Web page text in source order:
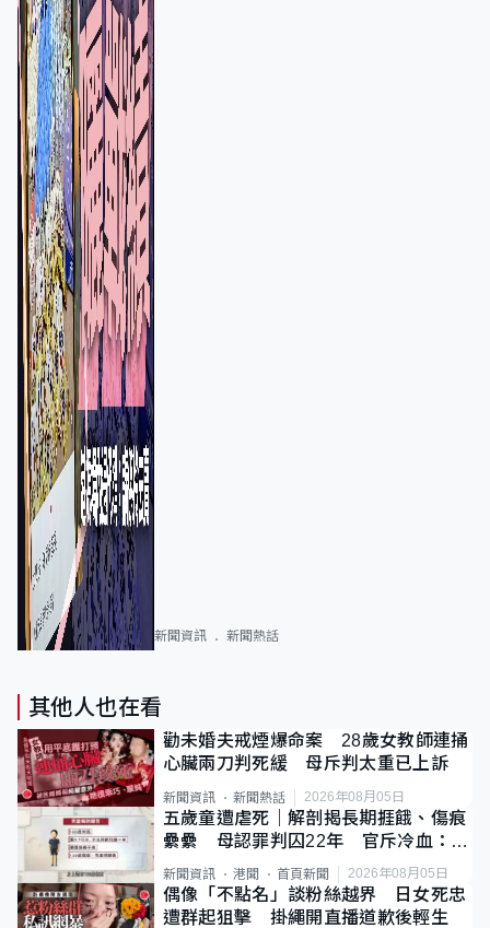
新聞資訊 新聞熱話
其他人也在看
勸未婚夫戒煙爆命案 28歲女教師連捅
心臟兩刀判死緩 母斥判太重已上訴
新聞資訊 新聞熱話 2026年08月05日
五歲童遭虐死｜解剖揭長期捱餓、傷痕
纍纍 母認罪判囚22年 官斥冷血：同
類案最惡劣
新聞資訊 港聞 首頁新聞 2026年08月05日
偶像「不點名」談粉絲越界 日女死忠
遭群起狙擊 掛繩開直播道歉後輕生